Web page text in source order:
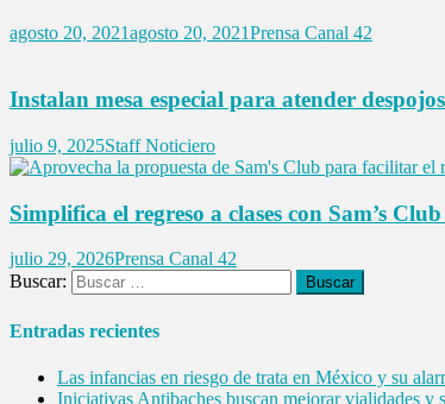
agosto 20, 2021agosto 20, 2021Prensa Canal 42
Instalan mesa especial para atender
julio 9, 2025Staff Noticiero
Simplifica el regreso a clases con Sam’s
julio 29, 2026Prensa Canal 42
Buscar:
Entradas recientes
Las infancias en riesgo de trata en México y su
Iniciativas Antibaches buscan mejorar vialidades y